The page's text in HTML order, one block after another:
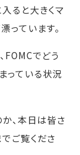
ると大きくマ
っています。
でどう
っている状況
、本日は皆さ
ご覧くださ